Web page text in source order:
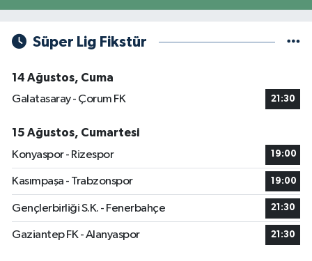
Süper Lig Fikstür
14 Ağustos, Cuma
Galatasaray - Çorum FK
21:30
15 Ağustos, Cumartesi
Konyaspor - Rizespor
19:00
Kasımpaşa - Trabzonspor 19:00
Gençlerbirliği S.K. - Fenerbahçe 21:30
Gaziantep FK - Alanyaspor 21:30